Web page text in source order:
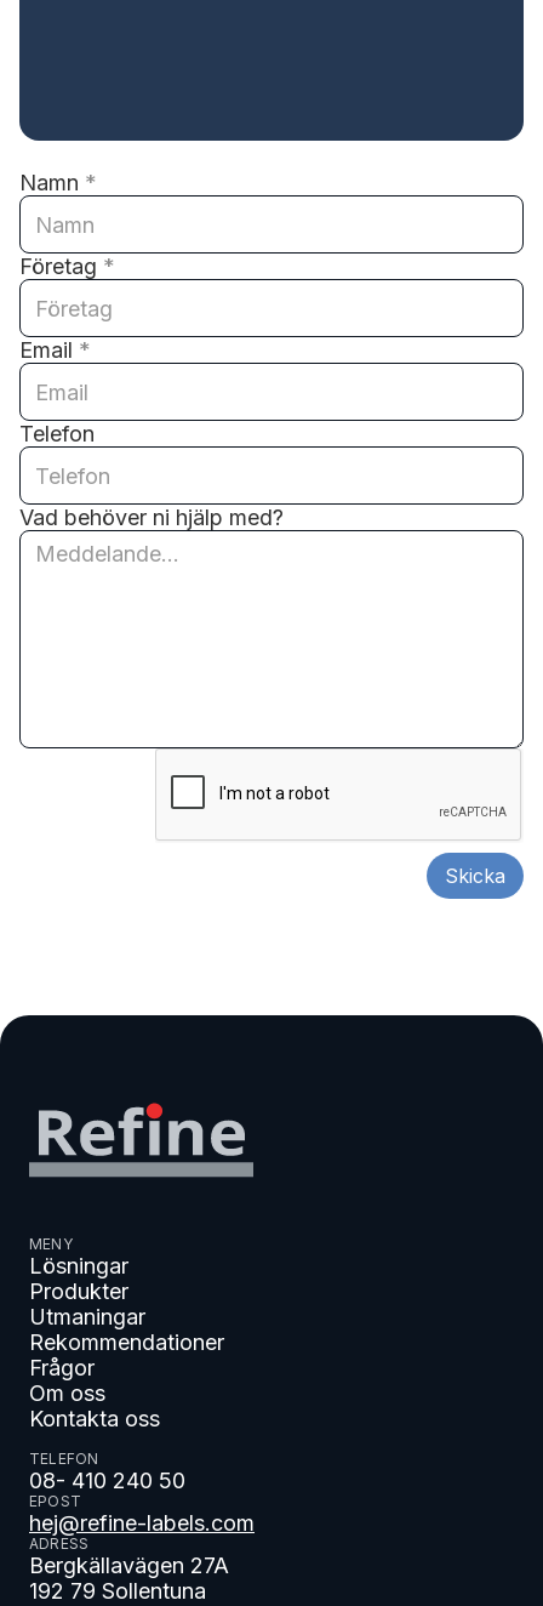
Namn *
Företag *
Email *
Telefon
Vad behöver ni hjälp med?
MENY
Lösningar
Produkter
Utmaningar
Rekommendationer
Frågor
Om oss
Kontakta oss
TELEFON
08- 410 240 50
EPOST
hej@refine-labels.com
ADRESS
Bergkällavägen 27A
192 79 Sollentuna